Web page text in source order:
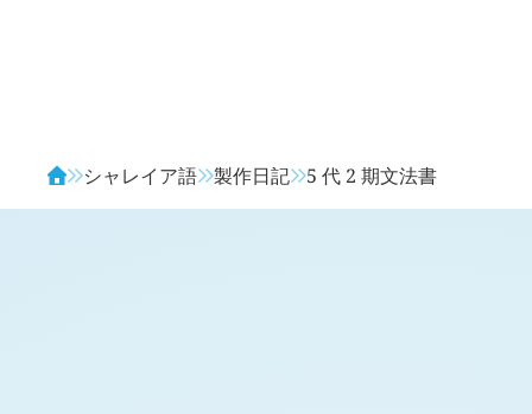
シャレイア語 製作日記 5 代 2 期文法書